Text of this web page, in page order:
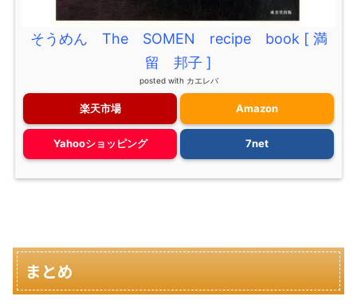
そうめん The SOMEN recipe book [ 満
留 邦子 ]
posted with カエレバ
楽天市場 Amazon
Yahooショッピング 7net
まとめ